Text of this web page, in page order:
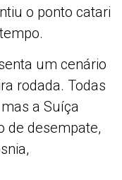
o ponto catari
um cenário
rodada. Todas
a Suíça
de desempate,